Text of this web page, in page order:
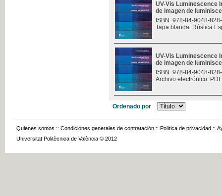
UV-Vis Luminescence
de imagen de
ISBN: 978-84-9048-
Tapa blanda. Rústica
UV-Vis Luminescence
de imagen de
ISBN: 978-84-9048-
Archivo electrónico.
Ordenado por
Quienes somos :: Condiciones generales de contratación :: Política de privacidad ::
Universitat Politècnica de València © 2012